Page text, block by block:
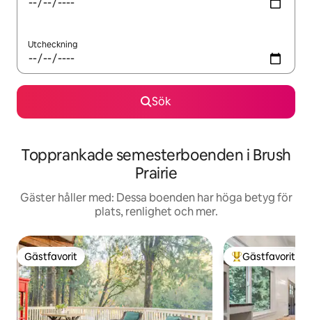
Utcheckning
Sök
Topprankade semesterboenden i Brush
Prairie
Gäster håller med: Dessa boenden har höga betyg för
plats, renlighet och mer.
Gästfavorit
Gästfavorit Populär
Gästfavorit